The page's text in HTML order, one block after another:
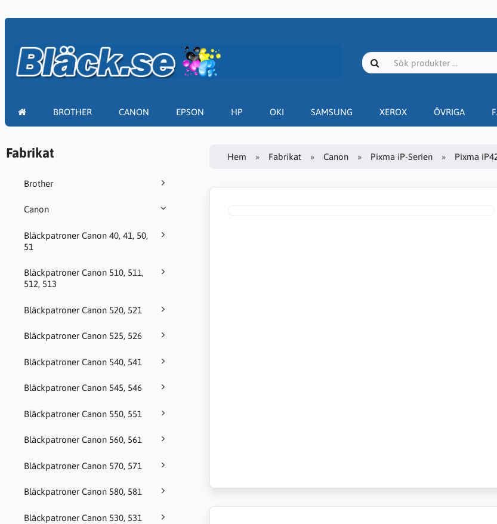
BROTHER CANON EPSON HP OKI SAMSUNG XEROX ÖVRIGA
Fabrikat
Brother
Canon
Bläckpatroner Canon 40, 41, 50,
51
Bläckpatroner Canon 510, 511,
512, 513
Bläckpatroner Canon 520, 521
Bläckpatroner Canon 525, 526
Bläckpatroner Canon 540, 541
Bläckpatroner Canon 545, 546
Bläckpatroner Canon 550, 551
Bläckpatroner Canon 560, 561
Bläckpatroner Canon 570, 571
Bläckpatroner Canon 580, 581
Bläckpatroner Canon 530, 531
Hem Fabrikat Canon Pixma iP-Serien Pixma